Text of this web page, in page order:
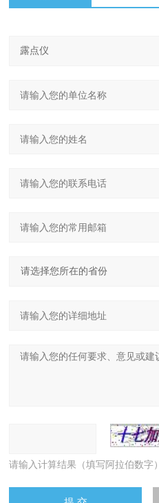
请输入计算结果（填写阿拉伯数字